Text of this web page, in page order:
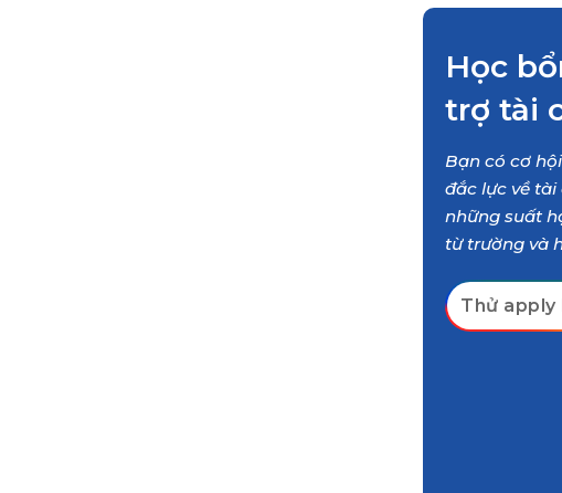
Học
trợ tài
Bạn có cơ
đắc lực về tài
những suất
từ trường và
Thử apply